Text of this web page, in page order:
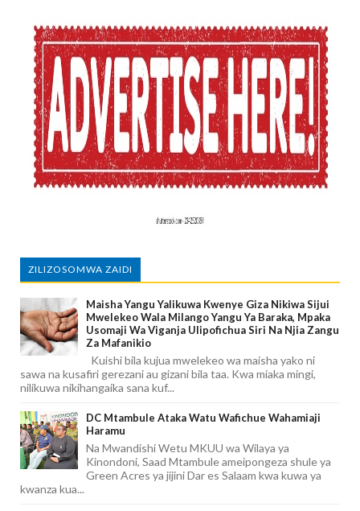
ZILIZOSOMWA ZAIDI
Maisha Yangu Yalikuwa Kwenye Giza Nikiwa Sijui
Mwelekeo Wala Milango Yangu Ya Baraka, Mpaka
Usomaji Wa Viganja Ulipofichua Siri Na Njia Zangu
Za Mafanikio
Kuishi bila kujua mwelekeo wa maisha yako ni
sawa na kusafiri gerezani au gizani bila taa. Kwa miaka mingi,
nilikuwa nikihangaika sana kuf...
DC Mtambule Ataka Watu Wafichue Wahamiaji
Haramu
Na Mwandishi Wetu MKUU wa Wilaya ya
Kinondoni, Saad Mtambule ameipongeza shule ya
Green Acres ya jijini Dar es Salaam kwa kuwa ya
kwanza kua...